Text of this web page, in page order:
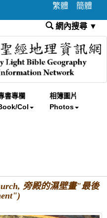
繁體 簡體
網內搜尋 ▼
書專欄
Col
相簿圖片
Photos
旁殿的濕壁畫"最後